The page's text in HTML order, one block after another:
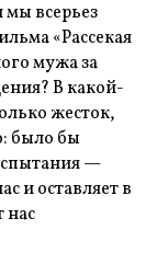
всерьез
«Рассекая
мужа за
В какой-
жесток,
было бы
—
и оставляет в
нас